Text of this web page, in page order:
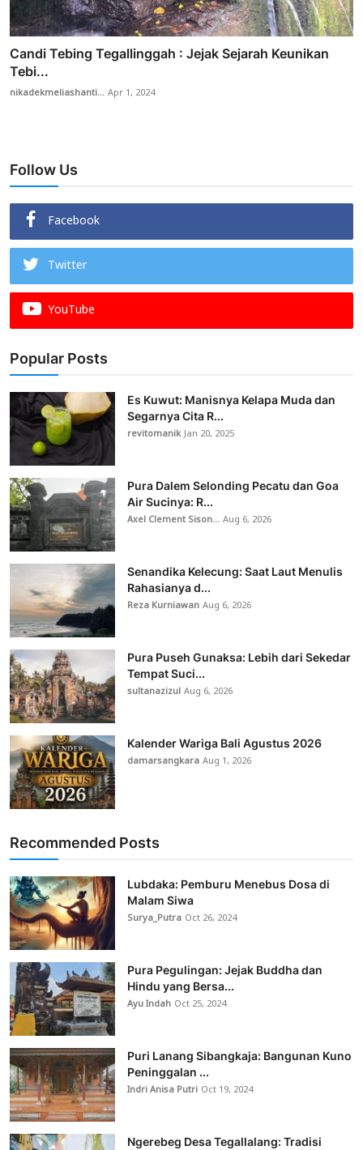
Candi Tebing Tegallinggah : Jejak Sejarah Keunikan
Tebi...
nikadekmeliashanti...Apr 1, 2024
Follow Us
Facebook
Twitter
YouTube
Popular Posts
Es Kuwut: Manisnya Kelapa Muda dan
Segarnya Cita R...
revitomanikJan 20, 2025
Pura Dalem Selonding Pecatu dan Goa
Air Sucinya: R...
Axel Clement Sison...Aug 6, 2026
Senandika Kelecung: Saat Laut Menulis
Rahasianya d...
Reza KurniawanAug 6, 2026
Pura Puseh Gunaksa: Lebih dari Sekedar
Tempat Suci...
sultanazizulAug 6, 2026
Kalender Wariga Bali Agustus 2026
damarsangkaraAug 1, 2026
Recommended Posts
Lubdaka: Pemburu Menebus Dosa di
Malam Siwa
Surya_Putra Oct 26, 2024
Pura Pegulingan: Jejak Buddha dan
Hindu yang Bersa...
Ayu Indah Oct 25, 2024
Puri Lanang Sibangkaja: Bangunan Kuno
Peninggalan ...
Indri Anisa Putri Oct 19, 2024
Ngerebeg Desa Tegallalang: Tradisi